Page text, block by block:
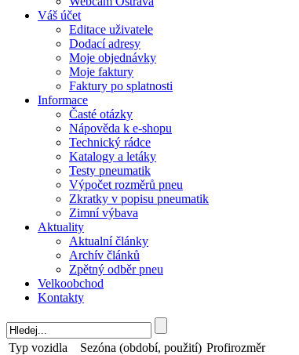
Váš účet
Editace uživatele
Dodací adresy
Moje objednávky
Moje faktury
Faktury po splatnosti
Informace
Časté otázky
Nápověda k e-shopu
Technický rádce
Katalogy a letáky
Testy pneumatik
Výpočet rozměrů pneu
Zkratky v popisu pneumatik
Zimní výbava
Aktuality
Aktualní články
Archív článků
Zpětný odběr pneu
Velkoobchod
Kontakty
Typ vozidla Sezóna (období, použití) Profirozměr